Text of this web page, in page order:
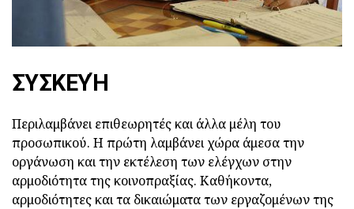
ΣΥΣΚΕΥΉ
Περιλαμβάνει επιθεωρητές και άλλα μέλη του
προσωπικού. Η πρώτη λαμβάνει χώρα άμεσα την
οργάνωση και την εκτέλεση των ελέγχων στην
αρμοδιότητα της κοινοπραξίας. Καθήκοντα,
αρμοδιότητες και τα δικαιώματα των εργαζομένων της